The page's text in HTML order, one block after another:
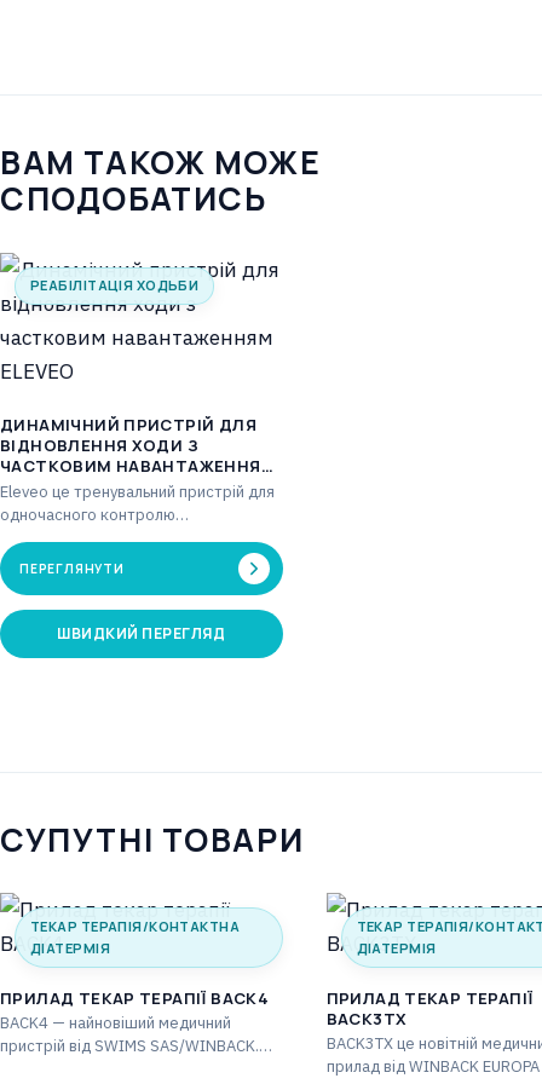
ВАМ ТАКОЖ МОЖЕ
СПОДОБАТИСЬ
РЕАБІЛІТАЦІЯ ХОДЬБИ
ДИНАМІЧНИЙ ПРИСТРІЙ ДЛЯ
ВІДНОВЛЕННЯ ХОДИ З
ЧАСТКОВИМ НАВАНТАЖЕННЯМ
ELEVEO
Eleveo це тренувальний пристрій для
одночасного контролю
навантаження, положення тіла, а
також балансування на біговій
доріжці…
ПЕРЕГЛЯНУТИ
ШВИДКИЙ ПЕРЕГЛЯД
СУПУТНІ ТОВАРИ
ТЕКАР ТЕРАПІЯ/КОНТАКТНА
ДІАТЕРМІЯ
ПРИЛАД ТЕКАР ТЕРАПІЇ BACK4
BACK4 — найновіший медичний
пристрій від SWIMS SAS/WINBACK.
ТЕКАР ТЕРАПІЯ/
ДІАТЕРМІЯ
ПРИЛАД ТЕКАР ТЕРАПІЇ
BACK3TX
BACK3TX це новітній
прилад від WINBACK